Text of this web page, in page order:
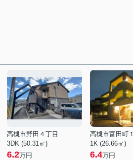
高槻市野田４丁目
3DK (50.31㎡)
6.2万円
高槻市富田町
1K (26.66㎡)
6.4万円